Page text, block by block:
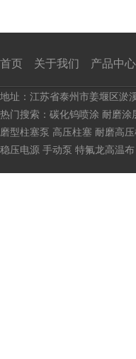
首页 关于我们 产品中心
地址：江苏省泰州市姜堰区淤
热门搜索： 碳化钨喷涂 耐磨涂
磨型柱塞泵 高压柱塞 耐磨高
稳压电源 手动泵 特氟龙高温布